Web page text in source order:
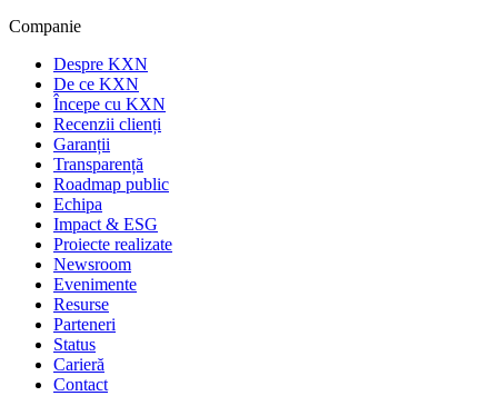
Companie
Despre KXN
De ce KXN
Începe cu KXN
Recenzii clienți
Garanții
Transparență
Roadmap public
Echipa
Impact & ESG
Proiecte realizate
Newsroom
Evenimente
Resurse
Parteneri
Status
Carieră
Contact